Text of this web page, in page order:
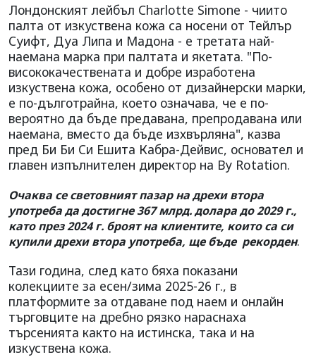
Лондонският лейбъл Charlotte Simone - чиито
палта от изкуствена кожа са носени от Тейлър
Суифт, Дуа Липа и Мадона - е третата най-
наемана марка при палтата и якетата. "По-
висококачествената и добре изработена
изкуствена кожа, особено от дизайнерски марки,
е по-дълготрайна, което означава, че е по-
вероятно да бъде предавана, препродавана или
наемана, вместо да бъде изхвърляна", казва
пред Би Би Си Ешита Кабра-Дейвис, основател и
главен изпълнителен директор на By Rotation.
Очаква се световният пазар на дрехи втора
употреба да достигне 367 млрд. долара до 2029 г.,
като през 2024 г. броят на клиентите, които са си
купили дрехи втора употреба, ще бъде рекорден.
Тази година, след като бяха показани
колекциите за есен/зима 2025-26 г., в
платформите за отдаване под наем и онлайн
търговците на дребно рязко нараснаха
търсенията както на истинска, така и на
изкуствена кожа.